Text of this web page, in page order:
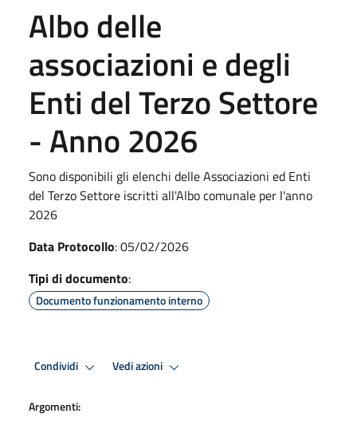
Albo delle
associazioni e degli
Enti del Terzo Settore
- Anno 2026
Sono disponibili gli elenchi delle Associazioni ed Enti
del Terzo Settore iscritti all'Albo comunale per l'anno
2026
Data Protocollo: 05/02/2026
Tipi di documento:
Documento funzionamento interno
Condividi Vedi azioni
Argomenti: